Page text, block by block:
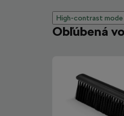
High-contrast mode
Obľúbená